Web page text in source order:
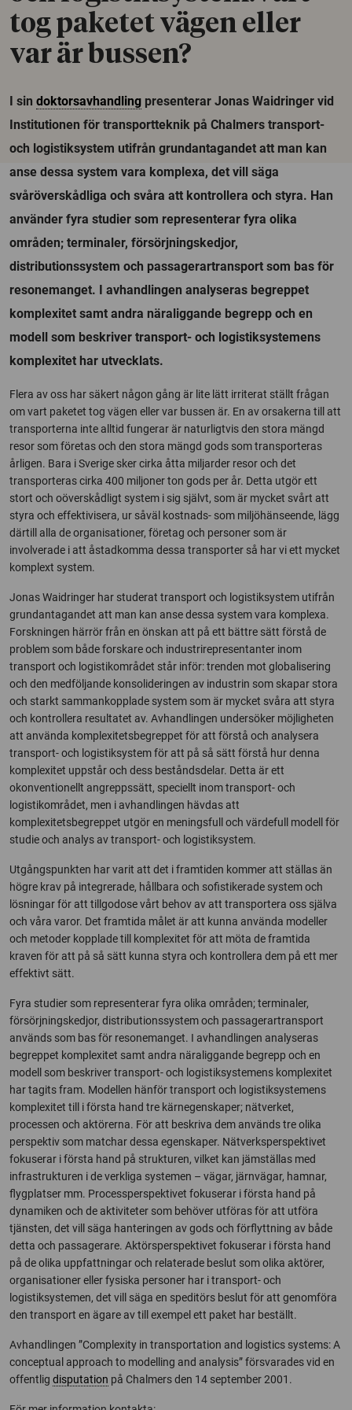
tog paketet vägen eller
var är bussen?
I sin doktorsavhandling presenterar Jonas Waidringer vid
Institutionen för transportteknik på Chalmers transport-
och logistiksystem utifrån grundantagandet att man kan
anse dessa system vara komplexa, det vill säga
svåröverskådliga och svåra att kontrollera och styra. Han
använder fyra studier som representerar fyra olika
områden; terminaler, försörjningskedjor,
distributionssystem och passagerartransport som bas för
resonemanget. I avhandlingen analyseras begreppet
komplexitet samt andra näraliggande begrepp och en
modell som beskriver transport- och logistiksystemens
komplexitet har utvecklats.
Flera av oss har säkert någon gång är lite lätt irriterat ställt frågan
om vart paketet tog vägen eller var bussen är. En av orsakerna till att
transporterna inte alltid fungerar är naturligtvis den stora mängd
resor som företas och den stora mängd gods som transporteras
årligen. Bara i Sverige sker cirka åtta miljarder resor och det
transporteras cirka 400 miljoner ton gods per år. Detta utgör ett
stort och oöverskådligt system i sig självt, som är mycket svårt att
styra och effektivisera, ur såväl kostnads- som miljöhänseende, lägg
därtill alla de organisationer, företag och personer som är
involverade i att åstadkomma dessa transporter så har vi ett mycket
komplext system.
Jonas Waidringer har studerat transport och logistiksystem utifrån
grundantagandet att man kan anse dessa system vara komplexa.
Forskningen härrör från en önskan att på ett bättre sätt förstå de
problem som både forskare och industrirepresentanter inom
transport och logistikområdet står inför: trenden mot globalisering
och den medföljande konsolideringen av industrin som skapar stora
och starkt sammankopplade system som är mycket svåra att styra
och kontrollera resultatet av. Avhandlingen undersöker möjligheten
att använda komplexitetsbegreppet för att förstå och analysera
transport- och logistiksystem för att på så sätt förstå hur denna
komplexitet uppstår och dess beståndsdelar. Detta är ett
okonventionellt angreppssätt, speciellt inom transport- och
logistikområdet, men i avhandlingen hävdas att
komplexitetsbegreppet utgör en meningsfull och värdefull modell för
studie och analys av transport- och logistiksystem.
Utgångspunkten har varit att det i framtiden kommer att ställas än
högre krav på integrerade, hållbara och sofistikerade system och
lösningar för att tillgodose vårt behov av att transportera oss själva
och våra varor. Det framtida målet är att kunna använda modeller
och metoder kopplade till komplexitet för att möta de framtida
kraven för att på så sätt kunna styra och kontrollera dem på ett mer
effektivt sätt.
Fyra studier som representerar fyra olika områden; terminaler,
försörjningskedjor, distributionssystem och passagerartransport
används som bas för resonemanget. I avhandlingen analyseras
begreppet komplexitet samt andra näraliggande begrepp och en
modell som beskriver transport- och logistiksystemens komplexitet
har tagits fram. Modellen hänför transport och logistiksystemens
komplexitet till i första hand tre kärnegenskaper; nätverket,
processen och aktörerna. För att beskriva dem används tre olika
perspektiv som matchar dessa egenskaper. Nätverksperspektivet
fokuserar i första hand på strukturen, vilket kan jämställas med
infrastrukturen i de verkliga systemen – vägar, järnvägar, hamnar,
flygplatser mm. Processperspektivet fokuserar i första hand på
dynamiken och de aktiviteter som behöver utföras för att utföra
tjänsten, det vill säga hanteringen av gods och förflyttning av både
detta och passagerare. Aktörsperspektivet fokuserar i första hand
på de olika uppfattningar och relaterade beslut som olika aktörer,
organisationer eller fysiska personer har i transport- och
logistiksystemen, det vill säga en speditörs beslut för att genomföra
den transport en ägare av till exempel ett paket har beställt.
Avhandlingen ”Complexity in transportation and logistics systems: A
conceptual approach to modelling and analysis” försvarades vid en
offentlig disputation på Chalmers den 14 september 2001.